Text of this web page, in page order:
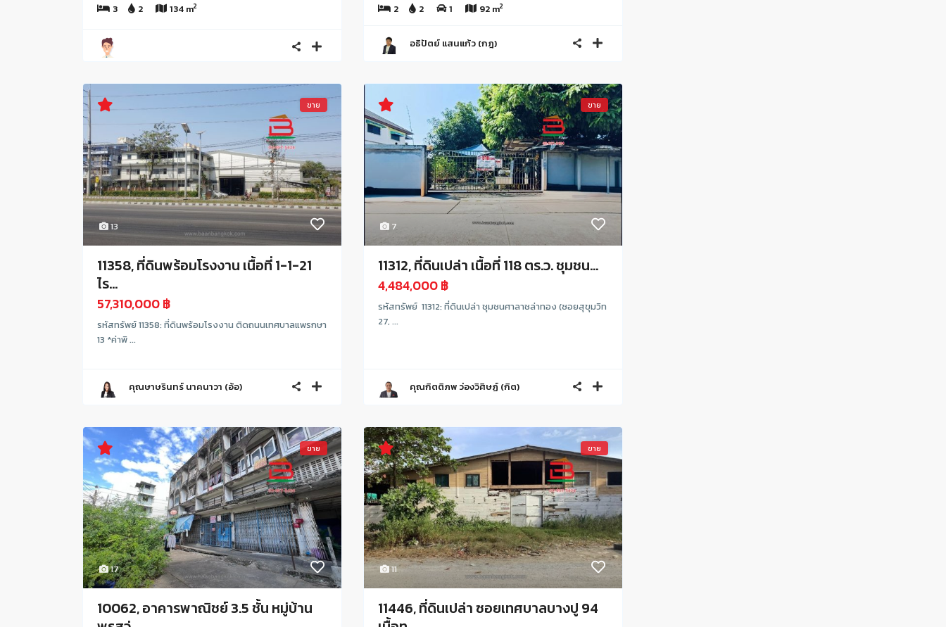
3
2 134 m2
2
2 1 92 m2
อธิปัตย์ แสนแก้ว (กฎ)
13
ขาย
11358, ที่ดินพร้อมโรงงาน เนื้อที่ 1-1-21
ไร...
57,310,000 ฿
รหัสทรัพย์ 11358: ที่ดินพร้อมโรงงาน ติดถนนเทศบาลแพรกษา
13 *ค่าพิ ...
คุณษาษรินทร์ นาคนาวา (อ้อ)
7
ขาย
11312, ที่ดินเปล่า เนื้อที่ 118 ตร.ว. ชุมชน...
4,484,000 ฿
รหัสทรัพย์ 11312: ที่ดินเปล่า ชุมชนศาลาชล่าทอง (ซอยสุขุมวิท
27, ...
คุณกิตติภพ ว่องวิศิษฏ์ (กิต)
17
ขาย
10062, อาคารพาณิชย์ 3.5 ชั้น หมู่บ้าน
11
ขาย
11446, ที่ดินเปล่า ซอยเทศบาลบางปู 94